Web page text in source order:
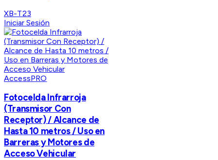
XB-T23
Iniciar Sesión
AccessPRO
Fotocelda Infrarroja
(Transmisor Con
Receptor) / Alcance de
Hasta 10 metros / Uso en
Barreras y Motores de
Acceso Vehicular